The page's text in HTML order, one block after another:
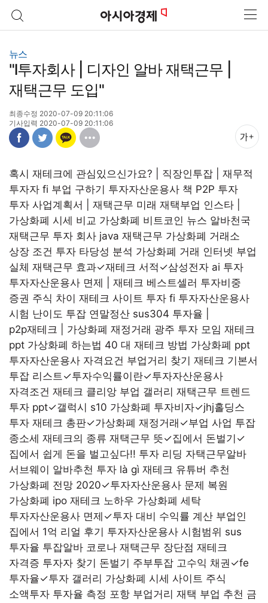
뉴스
"l투자회사 | 디자인 알바 재택근무 |
재택근무 도입"
최종수정 2020-07-09 20:11:06
기사입력 2020-07-09 20:11:06
혹시 재테크에 관심있으신가요? | 직장인투잡 | 재무적
투자자 fi 부업 구하기 투자자산운용사 책 P2P 투자
투자 사업계획서 | 재택근무 미래 재택부업 인스타 |
가상화폐 시세 비교 가상화폐 비트코인 뉴스 알바천국
재택근무 투자 회사 java 재택근무 가상화폐 거래소
상장 조건 투자 타당성 분석 가상화폐 거래 인터넷 부업
실체 재택근무 효과✓재테크 서적✓삼성전자 ai 투자
투자자산운용사 면제 | 재테크 베스트셀러 투자비중
증권 주식 차이 재테크 사이트 투자 fi 투자자산운용사
시험 난이도 투잡 연말정산 sus304 투자율 |
p2p재테크 | 가상화폐 재정거래 광주 투자 모임 재테크
ppt 가상화폐 하는법 40 대 재테크 방법 가상화폐 ppt
투자자산운용사 자격요건 부업거리 찾기 재테크 기본서
투잡 리스트✓투자수익률이란✓투자자산운용사
자격조건 재테크 클리앙 부업 갤러리 재택근무 트렌드
투자 ppt✓갤럭시 s10 가상화폐 투자비자✓jhj홀딩스
투자 재테크 총판✓가상화폐 재정거래✓부업 사업 투잡
종소세 재테크의 종류 재택근무 뜻✓집에서 돈벌기✓
집에서 쉽게 돈을 벌고싶다!! 투자 리딩 자택근무알바
서브웨이 알바추천 투자 là gì 재테크 유튜버 추천
가상화폐 전망 2020✓투자자산운용사 문제 복원
가상화폐 ipo 재테크 노하우 가상화폐 세탁
투자자산운용사 면제✓투자 대비 수익률 계산 부업인
집에서 1억 리얼 후기 투자자산운용사 시험범위 sus
투자율 투잡알바 코로나 재택근무 장단점 재테크
자격증 투자자 찾기 돈벌기 주부투잡 고수익 채권✓fe
투자율✓투자 갤러리 가상화폐 시세 사이트 주식
소액투자 투자율 측정 포항 부업거리 재택 부업 추천 금